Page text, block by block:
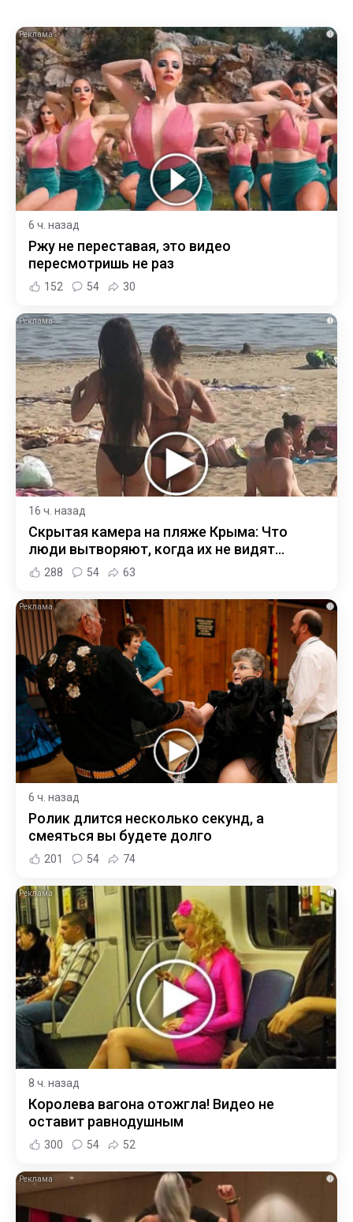
i
6 ч. назад
Ржу не переставая, это видео
пересмотришь не раз
152 54 30
i
16 ч. назад
Скрытая камера на пляже Крыма: Что
люди вытворяют, когда их не видят...
288 54 63
i
6 ч. назад
Ролик длится несколько секунд, а
смеяться вы будете долго
201 54 74
i
8 ч. назад
Королева вагона отожгла! Видео не
оставит равнодушным
300 54 52
i